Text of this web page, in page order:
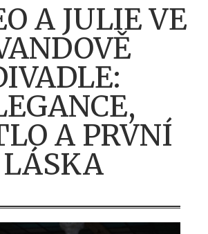
A JULIE VE
A PRVNÍ
LÁSKA